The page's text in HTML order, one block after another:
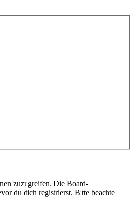
zuzugreifen. Die Board-
du dich registrierst. Bitte beachte